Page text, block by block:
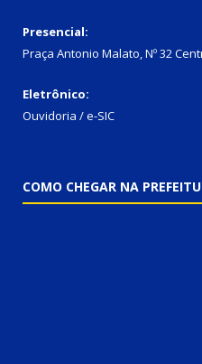
Presencial:
Praça Antonio Malato, Nº 32
Eletrônico:
Ouvidoria / e-SIC
COMO CHEGAR NA